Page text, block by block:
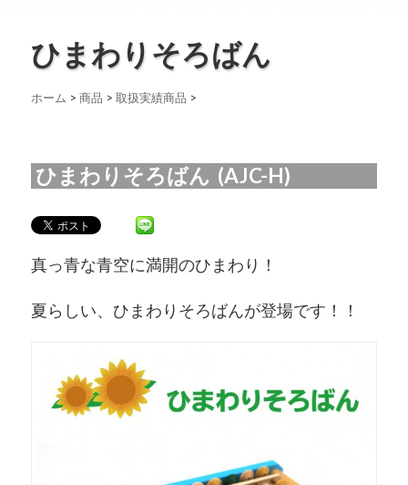
ひまわりそろばん
ホーム > 商品 > 取扱実績商品 >
ひまわりそろばん (AJC-H)
真っ青な青空に満開のひまわり！
夏らしい、ひまわりそろばんが登場です！！